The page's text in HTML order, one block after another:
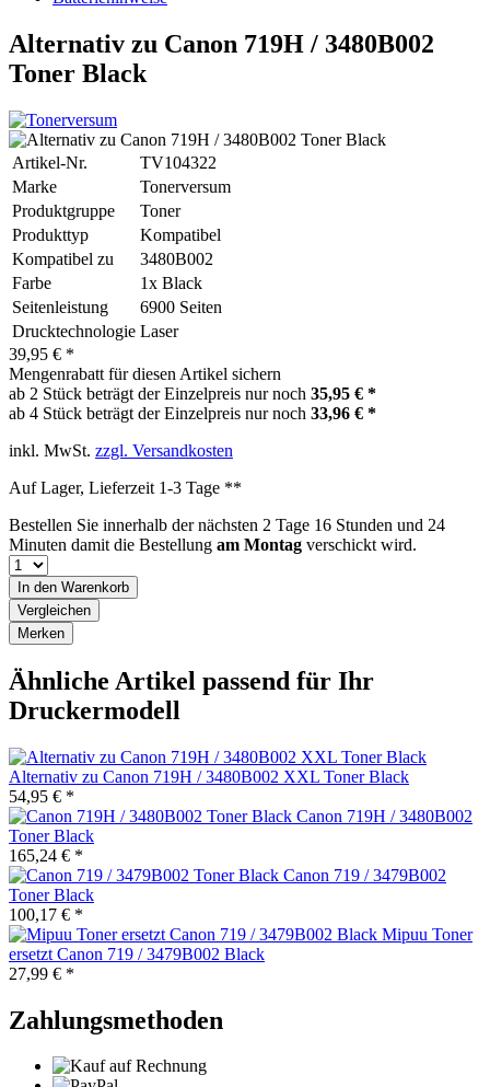
Alternativ zu Canon 719H / 3480B002
Toner Black
Artikel-Nr.
TV104322
Marke
Tonerversum
Produktgruppe
Toner
Produkttyp
Kompatibel
Kompatibel zu
3480B002
Farbe
1x Black
Seitenleistung
6900 Seiten
Drucktechnologie Laser
39,95 € *
Mengenrabatt für diesen Artikel sichern
ab 2 Stück beträgt der Einzelpreis nur noch 35,95 € *
ab 4 Stück beträgt der Einzelpreis nur noch 33,96 € *
inkl. MwSt. zzgl. Versandkosten
Auf Lager, Lieferzeit 1-3 Tage **
Bestellen Sie innerhalb der nächsten 2 Tage 16 Stunden und 24
Minuten damit die Bestellung am Montag verschickt wird.
In den Warenkorb
Vergleichen
Merken
Ähnliche Artikel passend für Ihr
Druckermodell
Alternativ zu Canon 719H / 3480B002 XXL Toner Black
54,95 € *
Canon 719H / 3480B002
Toner Black
165,24 € *
Canon 719 / 3479B002
Toner Black
100,17 € *
Mipuu Toner
ersetzt Canon 719 / 3479B002 Black
27,99 € *
Zahlungsmethoden